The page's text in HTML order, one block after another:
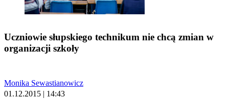
Uczniowie słupskiego technikum nie chcą zmian w
organizacji szkoły
Monika Sewastianowicz
01.12.2015 | 14:43